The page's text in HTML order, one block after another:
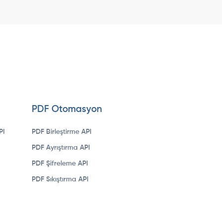
PDF Otomasyon
PDF Birleştirme API
PDF Ayrıştırma API
PDF Şifreleme API
PDF Sıkıştırma API